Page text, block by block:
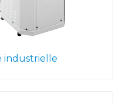
industrielle